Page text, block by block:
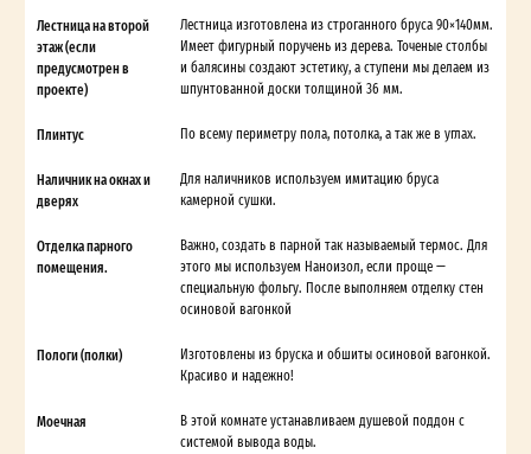
Лестница на второй
этаж (если
предусмотрен в
проекте)
Лестница изготовлена из строганного бруса 90×140мм.
Имеет фигурный поручень из дерева. Точеные столбы
и балясины создают эстетику, а ступени мы делаем из
шпунтованной доски толщиной 36 мм.
Плинтус По всему периметру пола, потолка, а так же в углах.
Наличник на окнах и
дверях
Для наличников используем имитацию бруса
камерной сушки.
Отделка парного
помещения.
Важно, создать в парной так называемый термос. Для
этого мы используем Наноизол, если проще —
специальную фольгу. После выполняем отделку стен
осиновой вагонкой
Пологи (полки)
Изготовлены из бруска и обшиты осиновой вагонкой.
Красиво и надежно!
Моечная
В этой комнате устанавливаем душевой поддон с
системой вывода воды.